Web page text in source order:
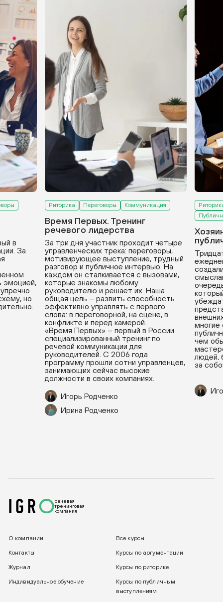
в
За
эмоцией,
но
Риторика Переговоры Коммуникация
Время Первых. Тренинг
речевого лидерства
За три дня участник проходит четыре
управленческих трека: переговоры,
мотивирующее выступление, трудный
разговор и публичное интервью. На
каждом он сталкивается с вызовами,
которые знакомы любому
руководителю и решает их. Наша
общая цель – развить способность
эффективно управлять с первого
слова: в переговорной, на сцене, в
конфликте и перед камерой.
«Время Первых» – первый в России
специализированный тренинг по
речевой коммуникации для
руководителей. С 2006 года
программу прошли сотни управленцев,
занимающих сейчас высокие
должности в своих компаниях.
Игорь Родченко
Ирина Родченко
многие
чем
людей,
за
речевая
тренинговая
компания
О компании Все курсы
Контакты Курсы по аргументации
Журнал Курсы по риторике
Индивидуальное обучение
Курсы по публичным
выступлениям